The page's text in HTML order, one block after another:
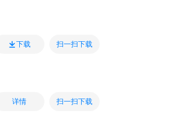
下载 扫一扫下载
详情 扫一扫下载